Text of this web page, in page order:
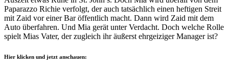
Paparazzo Richie verfolgt, der auch tatsächlich einen heftigen Streit
mit Zaid vor einer Bar öffentlich macht. Dann wird Zaid mit dem
Auto überfahren. Und Mia gerät unter Verdacht. Doch welche Rolle
spielt Mias Vater, der zugleich ihr äußerst ehrgeiziger Manager ist?
Hier klicken und jetzt anschauen: